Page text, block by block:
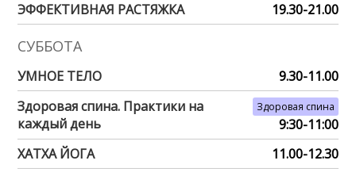
ЭФФЕКТИВНАЯ РАСТЯЖКА
19.30-21.00
СУББОТА
УМНОЕ ТЕЛО
9.30-11.00
Здоровая спина. Практики на
каждый день
Здоровая спина
9:30-11:00
ХАТХА ЙОГА
11.00-12.30